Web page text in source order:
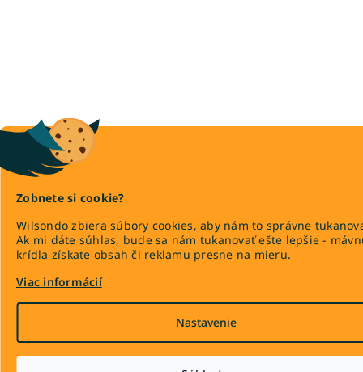
Zobnete si cookie?
Wilsondo zbiera súbory cookies, aby nám to správne
Ak mi dáte súhlas, bude sa nám tukanovať ešte lepšie -
krídla získate obsah či reklamu presne na mieru.
Viac informácií
Nastavenie